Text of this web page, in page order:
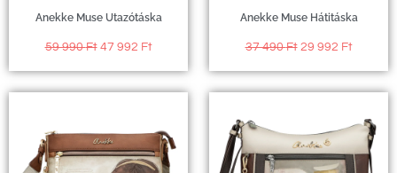
Anekke Muse Utazótáska
59 990Ft 47 992 Ft
Anekke Muse Hátitáska
37 490Ft 29 992 Ft